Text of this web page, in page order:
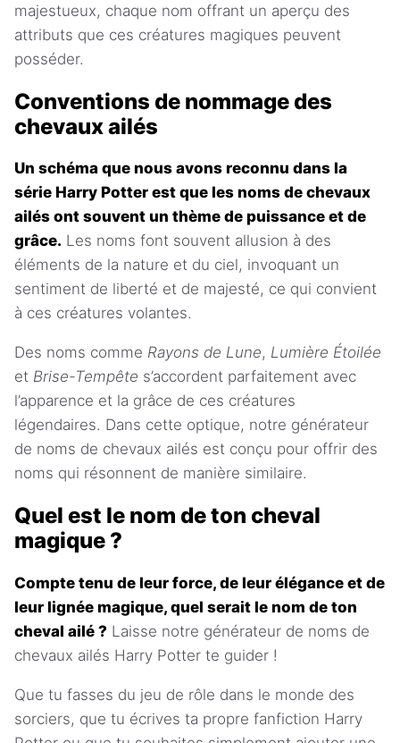
majestueux, chaque nom offrant un aperçu des
attributs que ces créatures magiques peuvent
posséder.
Conventions de nommage des
chevaux ailés
Un schéma que nous avons reconnu dans la
série Harry Potter est que les noms de chevaux
ailés ont souvent un thème de puissance et de
grâce. Les noms font souvent allusion à des
éléments de la nature et du ciel, invoquant un
sentiment de liberté et de majesté, ce qui convient
à ces créatures volantes.
Des noms comme Rayons de Lune, Lumière Étoilée
et Brise-Tempête s’accordent parfaitement avec
l’apparence et la grâce de ces créatures
légendaires. Dans cette optique, notre générateur
de noms de chevaux ailés est conçu pour offrir des
noms qui résonnent de manière similaire.
Quel est le nom de ton cheval
magique ?
Compte tenu de leur force, de leur élégance et de
leur lignée magique, quel serait le nom de ton
cheval ailé ? Laisse notre générateur de noms de
chevaux ailés Harry Potter te guider !
Que tu fasses du jeu de rôle dans le monde des
sorciers, que tu écrives ta propre fanfiction Harry